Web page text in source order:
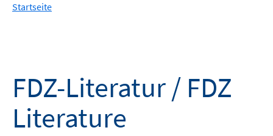
Startseite
FDZ-Literatur / FDZ
Literature